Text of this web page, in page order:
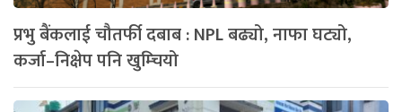
प्रभु बैंकलाई चौतर्फी दबाब : NPL बढ्यो, नाफा घट्यो,
कर्जा–निक्षेप पनि खुम्चियो